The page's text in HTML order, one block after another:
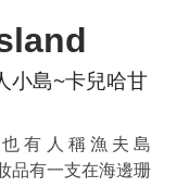
小島~卡兒哈甘
有人稱漁夫島
品有一支在海邊珊